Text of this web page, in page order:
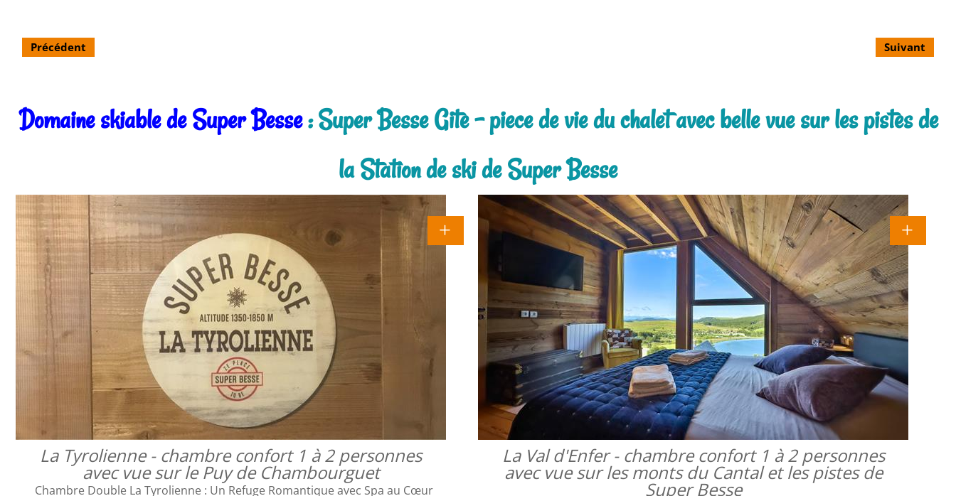
Précédent Suivant
Domaine skiable de Super Besse: Super Besse Gite - piece de vie du chalet avec belle vue sur les pistes de
la Station de ski de Super Besse
La Tyrolienne - chambre confort 1 à 2 personnes
avec vue sur le Puy de Chambourguet
Chambre Double La Tyrolienne : Un Refuge Romantique avec Spa au Cœur
La Val d'Enfer - chambre confort 1 à 2 personnes
avec vue sur les monts du Cantal et les pistes de
Super Besse